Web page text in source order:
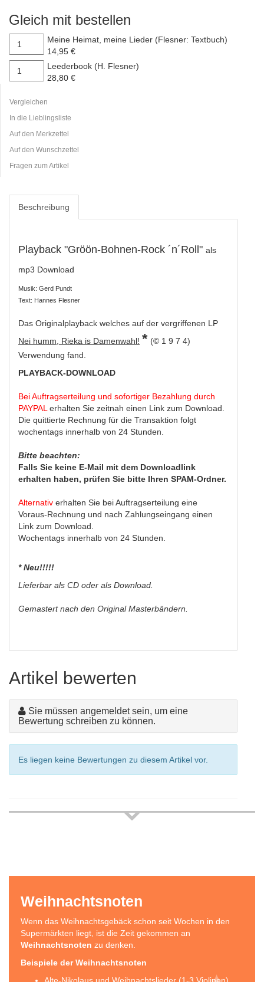
Gleich mit bestellen
Meine Heimat, meine Lieder (Flesner: Textbuch)
14,95 €
Leederbook (H. Flesner)
28,80 €
Vergleichen
In die Lieblingsliste
Auf den Merkzettel
Auf den Wunschzettel
Fragen zum Artikel
Beschreibung
Playback "Gröön-Bohnen-Rock ´n´Roll" als
mp3 Download
Musik: Gerd Pundt
Text: Hannes Flesner
Das Originalplayback welches auf der vergriffenen LP
Nei humm, Rieka is Damenwahl! * (© 1 9 7 4)
Verwendung fand.
PLAYBACK-DOWNLOAD
Bei Auftragserteilung und sofortiger Bezahlung durch
PAYPAL erhalten Sie zeitnah einen Link zum Download.
Die quittierte Rechnung für die Transaktion folgt
wochentags innerhalb von 24 Stunden.
Bitte beachten:
Falls Sie keine E-Mail mit dem Downloadlink
erhalten haben, prüfen Sie bitte Ihren SPAM-Ordner.
Alternativ erhalten Sie bei Auftragserteilung eine
Voraus-Rechnung und nach Zahlungseingang einen
Link zum Download.
Wochentags innerhalb von 24 Stunden.
* Neu!!!!!
Lieferbar als CD oder als Download.
Gemastert nach den Original Masterbändern.
Artikel bewerten
Sie müssen angemeldet sein, um eine
Bewertung schreiben zu können.
Es liegen keine Bewertungen zu diesem Artikel vor.
Weihnachtsnoten
Wenn das Weihnachtsgebäck schon seit Wochen in den
Supermärkten liegt, ist die Zeit gekommen an
Weihnachtsnoten zu denken.
Beispiele der Weihnachtsnoten